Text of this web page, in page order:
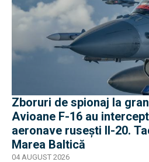
Zboruri de spionaj la
Avioane F-16 au
aeronave rusești Il-20.
Marea Baltică
04 AUGUST 2026